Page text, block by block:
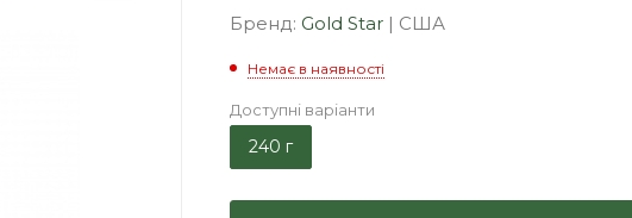
Бренд: Gold Star | США
Немає в наявності
Доступні варіанти
240 г